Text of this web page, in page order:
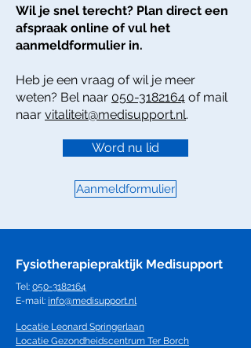
Wil je snel terecht? Plan direct een
afspraak online of vul het
aanmeldformulier in.
Heb je een vraag of wil je meer
weten? Bel naar 050-3182164 of mail
naar vitaliteit@medisupport.nl.
Word nu lid
Aanmeldformulier
Fysiotherapiepraktijk Medisupport
Tel: 050-3182164
E-mail: info@medisupport.nl
Locatie Leonard Springerlaan
Locatie Gezondheidscentrum Ter Borch